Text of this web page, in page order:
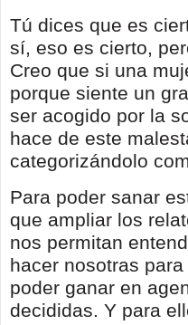
Tú dices que es
sí, eso es cierto,
Creo que si una
porque siente un
ser acogido por la
hace de este
categorizándolo
Para poder sanar
que ampliar los
nos permitan
hacer nosotras
poder ganar en
decididas. Y para